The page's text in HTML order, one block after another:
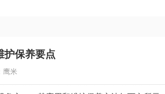
护保养要点
鹰米